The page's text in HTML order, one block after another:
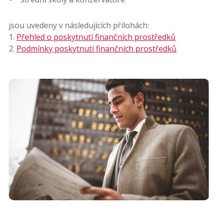
jsou uvedeny v následujících přílohách:
1. Přehled o poskytnutí finančních prostředků
2. Podmínky poskytnutí finančních prostředků